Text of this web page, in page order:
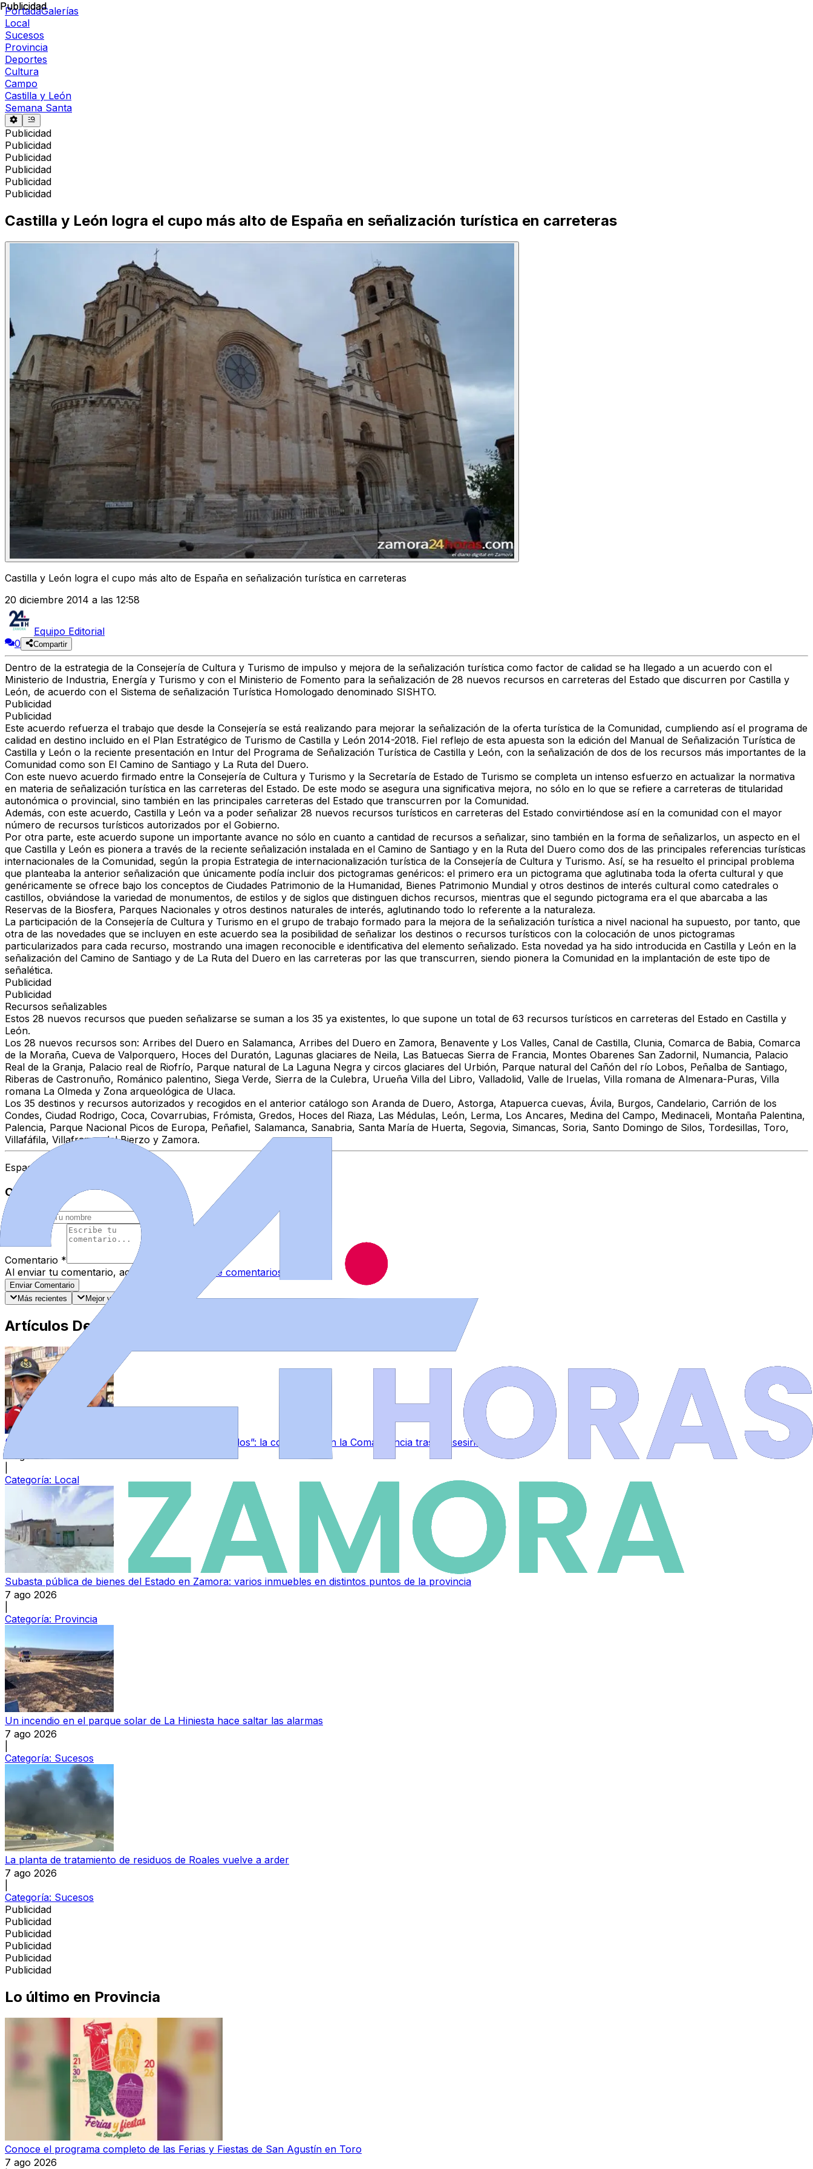
PortadaGalerías
Local
Sucesos
Provincia
Deportes
Cultura
Campo
Castilla y León
Semana Santa
Publicidad
Publicidad
Publicidad
Publicidad
Publicidad
Publicidad
Publicidad
Castilla y León logra el cupo más alto de España en señalización turística en carreteras
Castilla y León logra el cupo más alto de España en señalización turística en carreteras
20 diciembre 2014 a las 12:58
Equipo Editorial
0
Compartir
Dentro de la estrategia de la Consejería de Cultura y Turismo de impulso y mejora de la señalización turística como factor de calidad se ha llegado a un acuerdo con el
Ministerio de Industria, Energía y Turismo y con el Ministerio de Fomento para la señalización de 28 nuevos recursos en carreteras del Estado que discurren por Castilla y
León, de acuerdo con el Sistema de señalización Turística Homologado denominado SISHTO.
Publicidad
Publicidad
Este acuerdo refuerza el trabajo que desde la Consejería se está realizando para mejorar la señalización de la oferta turística de la Comunidad, cumpliendo así el programa de
calidad en destino incluido en el Plan Estratégico de Turismo de Castilla y León 2014-2018. Fiel reflejo de esta apuesta son la edición del Manual de Señalización Turística de
Castilla y León o la reciente presentación en Intur del Programa de Señalización Turística de Castilla y León, con la señalización de dos de los recursos más importantes de la
Comunidad como son El Camino de Santiago y La Ruta del Duero.
Con este nuevo acuerdo firmado entre la Consejería de Cultura y Turismo y la Secretaría de Estado de Turismo se completa un intenso esfuerzo en actualizar la normativa
en materia de señalización turística en las carreteras del Estado. De este modo se asegura una significativa mejora, no sólo en lo que se refiere a carreteras de titularidad
autonómica o provincial, sino también en las principales carreteras del Estado que transcurren por la Comunidad.
Además, con este acuerdo, Castilla y León va a poder señalizar 28 nuevos recursos turísticos en carreteras del Estado convirtiéndose así en la comunidad con el mayor
número de recursos turísticos autorizados por el Gobierno.
Por otra parte, este acuerdo supone un importante avance no sólo en cuanto a cantidad de recursos a señalizar, sino también en la forma de señalizarlos, un aspecto en el
que Castilla y León es pionera a través de la reciente señalización instalada en el Camino de Santiago y en la Ruta del Duero como dos de las principales referencias turísticas
internacionales de la Comunidad, según la propia Estrategia de internacionalización turística de la Consejería de Cultura y Turismo. Así, se ha resuelto el principal problema
que planteaba la anterior señalización que únicamente podía incluir dos pictogramas genéricos: el primero era un pictograma que aglutinaba toda la oferta cultural y que
genéricamente se ofrece bajo los conceptos de Ciudades Patrimonio de la Humanidad, Bienes Patrimonio Mundial y otros destinos de interés cultural como catedrales o
castillos, obviándose la variedad de monumentos, de estilos y de siglos que distinguen dichos recursos, mientras que el segundo pictograma era el que abarcaba a las
Reservas de la Biosfera, Parques Nacionales y otros destinos naturales de interés, aglutinando todo lo referente a la naturaleza.
La participación de la Consejería de Cultura y Turismo en el grupo de trabajo formado para la mejora de la señalización turística a nivel nacional ha supuesto, por tanto, que
otra de las novedades que se incluyen en este acuerdo sea la posibilidad de señalizar los destinos o recursos turísticos con la colocación de unos pictogramas
particularizados para cada recurso, mostrando una imagen reconocible e identificativa del elemento señalizado. Esta novedad ya ha sido introducida en Castilla y León en la
señalización del Camino de Santiago y de La Ruta del Duero en las carreteras por las que transcurren, siendo pionera la Comunidad en la implantación de este tipo de
señalética.
Publicidad
Publicidad
Recursos señalizables
Estos 28 nuevos recursos que pueden señalizarse se suman a los 35 ya existentes, lo que supone un total de 63 recursos turísticos en carreteras del Estado en Castilla y
León.
Los 28 nuevos recursos son: Arribes del Duero en Salamanca, Arribes del Duero en Zamora, Benavente y Los Valles, Canal de Castilla, Clunia, Comarca de Babia, Comarca
de la Moraña, Cueva de Valporquero, Hoces del Duratón, Lagunas glaciares de Neila, Las Batuecas Sierra de Francia, Montes Obarenes San Zadornil, Numancia, Palacio
Real de la Granja, Palacio real de Riofrío, Parque natural de La Laguna Negra y circos glaciares del Urbión, Parque natural del Cañón del río Lobos, Peñalba de Santiago,
Riberas de Castronuño, Románico palentino, Siega Verde, Sierra de la Culebra, Urueña Villa del Libro, Valladolid, Valle de Iruelas, Villa romana de Almenara-Puras, Villa
romana La Olmeda y Zona arqueológica de Ulaca.
Los 35 destinos y recursos autorizados y recogidos en el anterior catálogo son Aranda de Duero, Astorga, Atapuerca cuevas, Ávila, Burgos, Candelario, Carrión de los
Condes, Ciudad Rodrigo, Coca, Covarrubias, Frómista, Gredos, Hoces del Riaza, Las Médulas, León, Lerma, Los Ancares, Medina del Campo, Medinaceli, Montaña Palentina,
Palencia, Parque Nacional Picos de Europa, Peñafiel, Salamanca, Sanabria, Santa María de Huerta, Segovia, Simancas, Soria, Santo Domingo de Silos, Tordesillas, Toro,
Villafáfila, Villafranca del Bierzo y Zamora.
Espacio Patrocinado
Comentarios
Comentario *
Al enviar tu comentario, aceptas las
normas de comentarios
Enviar Comentario
Más recientes
Mejor valorados
Artículos Destacados
“Los guardias civiles de Zamora estamos destrozados”: la conmoción en la Comandancia tras el asesinato de Laura
7 ago 2026
Categoría: Local
Subasta pública de bienes del Estado en Zamora: varios inmuebles en distintos puntos de la provincia
7 ago 2026
Categoría: Provincia
Un incendio en el parque solar de La Hiniesta hace saltar las alarmas
7 ago 2026
Categoría: Sucesos
La planta de tratamiento de residuos de Roales vuelve a arder
7 ago 2026
Categoría: Sucesos
Publicidad
Publicidad
Publicidad
Publicidad
Publicidad
Publicidad
Lo último en Provincia
Conoce el programa completo de las Ferias y Fiestas de San Agustín en Toro
7 ago 2026
Publicidad